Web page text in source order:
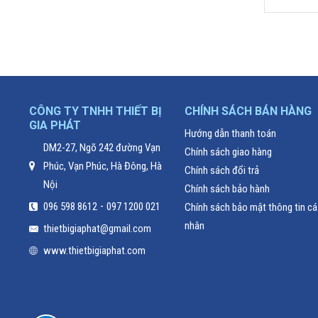
CÔNG TY TNHH THIẾT BỊ
GIA PHÁT
DM2-27, Ngõ 242 đường Vạn
Phúc, Vạn Phúc, Hà Đông, Hà
Nội
096 598 8612- 097 1200 021
thietbigiaphat@gmail.com
www.thietbigiaphat.com
CHÍNH SÁCH BÁN HÀNG
Hướng dẫn thanh toán
Chính sách giao hàng
Chính sách đổi trả
Chính sách bảo hành
Chính sách bảo mật thông tin cá
nhân